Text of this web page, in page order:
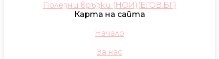
Полезни връзки (НОИ)(ЕГОВ.БГ)
Карта на сайта
Начало
За нас